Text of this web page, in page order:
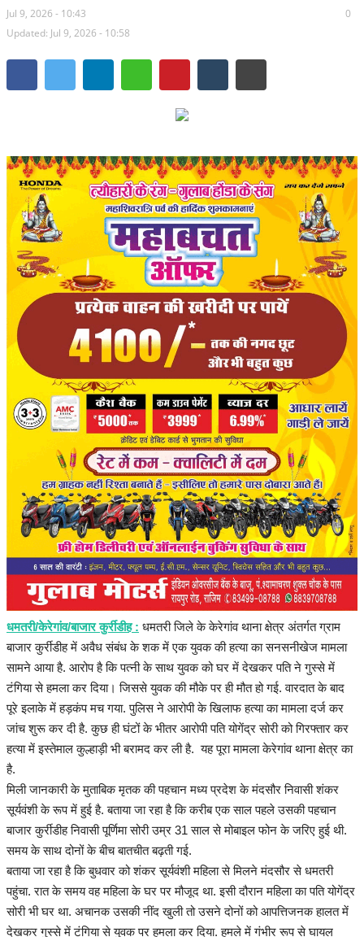
बस्तर संभाग
राज्य
व्यापार
संपादकीय
रोजगार
राजनीति
मनोरंजन
मैगज़ीन की लेख
All
मैगज़ीन की लेख
प्रमुख खबर
हेल्थ
Language
English hindi
Jul 9, 2026 - 10:43
Updated: Jul 9, 2026 - 10:58
0
धमतरी/केरेगांव/बाजार कुर्रीडीह : धमतरी जिले के केरेगांव थाना क्षेत्र अंतर्गत ग्राम
बाजार कुर्रीडीह में अवैध संबंध के शक में एक युवक की हत्या का सनसनीखेज मामला
सामने आया है. आरोप है कि पत्नी के साथ युवक को घर में देखकर पति ने गुस्से में
टंगिया से हमला कर दिया। जिससे युवक की मौके पर ही मौत हो गई. वारदात के बाद
पूरे इलाके में हड़कंप मच गया. पुलिस ने आरोपी के खिलाफ हत्या का मामला दर्ज कर
जांच शुरू कर दी है. कुछ ही घंटों के भीतर आरोपी पति योगेंद्र सोरी को गिरफ्तार कर
हत्या में इस्तेमाल कुल्हाड़ी भी बरामद कर ली है. यह पूरा मामला केरेगांव थाना क्षेत्र का
है.
मिली जानकारी के मुताबिक मृतक की पहचान मध्य प्रदेश के मंदसौर निवासी शंकर
सूर्यवंशी के रूप में हुई है. बताया जा रहा है कि करीब एक साल पहले उसकी पहचान
बाजार कुर्रीडीह निवासी पूर्णिमा सोरी उम्र 31 साल से मोबाइल फोन के जरिए हुई थी.
समय के साथ दोनों के बीच बातचीत बढ़ती गई.
बताया जा रहा है कि बुधवार को शंकर सूर्यवंशी महिला से मिलने मंदसौर से धमतरी
पहुंचा. रात के समय वह महिला के घर पर मौजूद था. इसी दौरान महिला का पति योगेंद्र
सोरी भी घर था. अचानक उसकी नींद खुली तो उसने दोनों को आपत्तिजनक हालत में
देखकर गुस्से में टंगिया से युवक पर हमला कर दिया. हमले में गंभीर रूप से घायल